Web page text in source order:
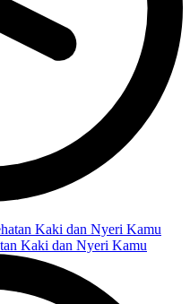
Kaki dan Nyeri Kamu